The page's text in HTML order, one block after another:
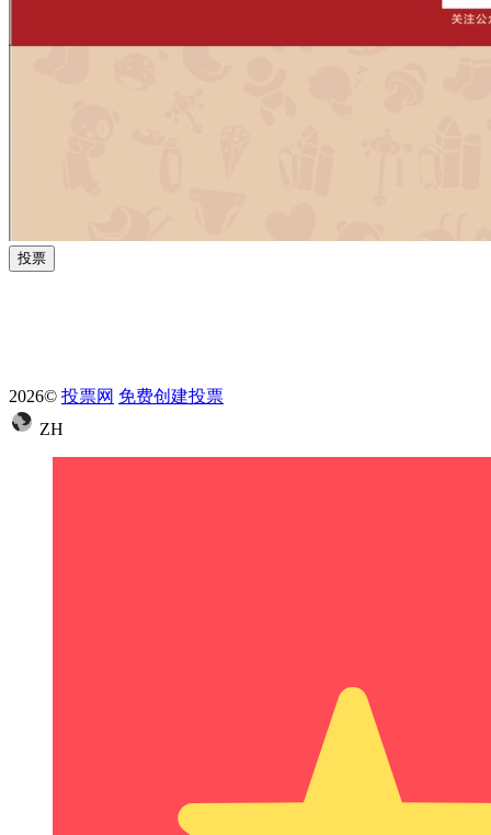
投票
2026© 投票网 免费创建投票
ZH